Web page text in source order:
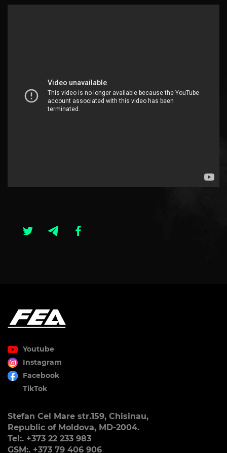
Youtube
Instagram
Facebook
TikTok
Stefan Cel Mare str.159, Chisinau,
Republic of Moldova, MD-2004.
Tel:. +373 22 233 983
GSM:. +373 79 406 906